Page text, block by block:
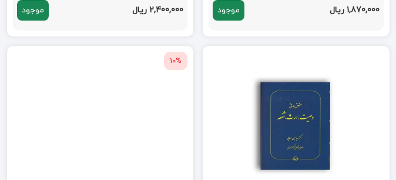
1,870,000 ریال موجود 2,400,000 ریال موجود
10%